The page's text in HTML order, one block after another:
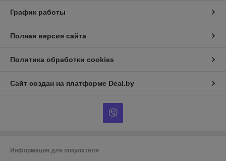
График работы
Полная версия сайта
Политика обработки cookies
Сайт создан на платформе Deal.by
Информация для покупателя